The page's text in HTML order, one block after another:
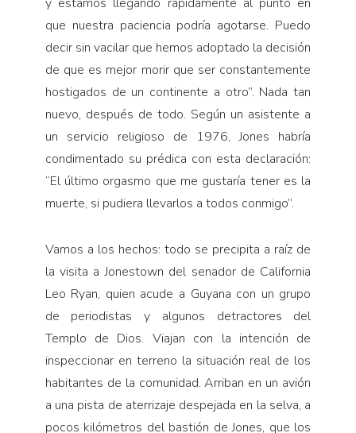
que nuestra paciencia podría agotarse. Puedo
decir sin vacilar que hemos adoptado la decisión
de que es mejor morir que ser constantemente
hostigados de un continente a otro”. Nada tan
nuevo, después de todo. Según un asistente a
un servicio religioso de 1976, Jones habría
condimentado su prédica con esta declaración:
“El último orgasmo que me gustaría tener es la
muerte, si pudiera llevarlos a todos conmigo”.
Vamos a los hechos: todo se precipita a raíz de
la visita a Jonestown del senador de California
Leo Ryan, quien acude a Guyana con un grupo
de periodistas y algunos detractores del
Templo de Dios. Viajan con la intención de
inspeccionar en terreno la situación real de los
habitantes de la comunidad. Arriban en un avión
a una pista de aterrizaje despejada en la selva, a
pocos kilómetros del bastión de Jones, que los